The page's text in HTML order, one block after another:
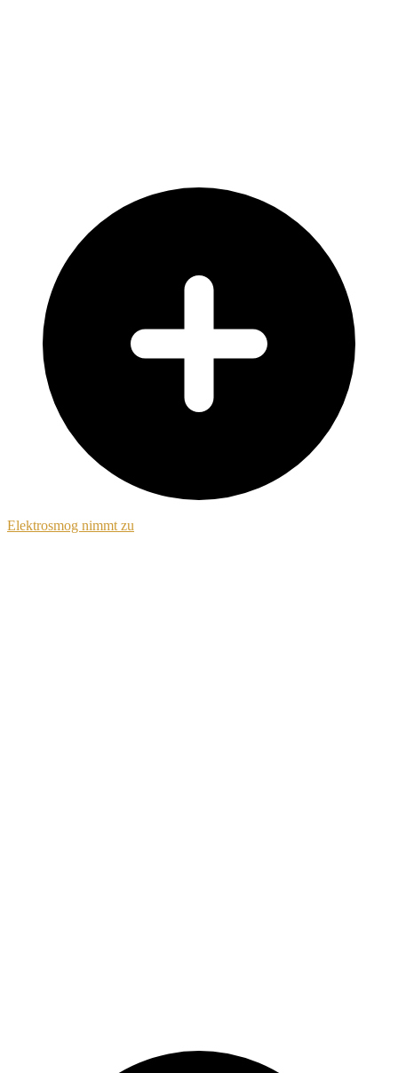
Elektrosmog nimmt zu